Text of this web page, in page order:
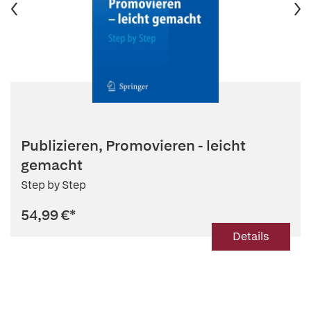
Publizieren, Promovieren - leicht
gemacht
Step by Step
54,99 €*
Details